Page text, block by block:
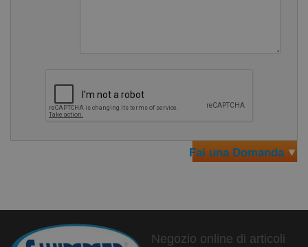
Fai una Domanda
Negozio online di articoli